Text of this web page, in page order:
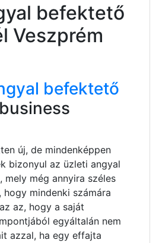
befektető
Veszprém
befektető
új, de mindenképpen
bizonyul az üzleti angyal
még annyira széles
mindenki számára
az, hogy a saját
egyáltalán nem
azzal, ha egy effajta